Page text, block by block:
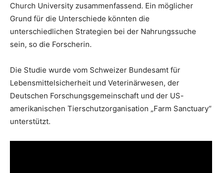
Church University zusammenfassend. Ein möglicher
Grund für die Unterschiede könnten die
unterschiedlichen Strategien bei der Nahrungssuche
sein, so die Forscherin.
Die Studie wurde vom Schweizer Bundesamt für
Lebensmittelsicherheit und Veterinärwesen, der
Deutschen Forschungsgemeinschaft und der US-
amerikanischen Tierschutzorganisation „Farm Sanctuary“
unterstützt.